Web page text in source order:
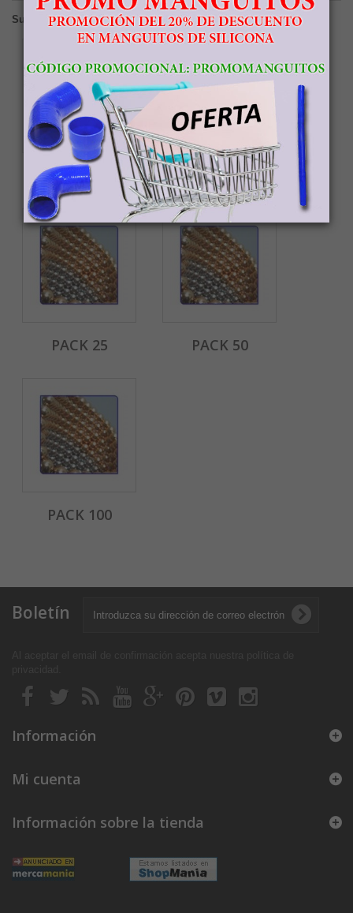
Subcategorías
UNIDADES
SUELTAS
PACK 10
PACK 25 PACK 50
PACK 100
Boletín
Información
Mi cuenta
Información sobre la tienda